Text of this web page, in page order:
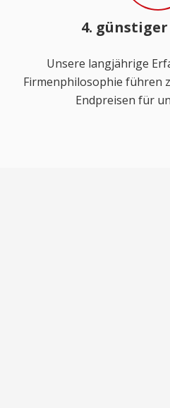
4.
Unsere langjährige
Firmenphilosophie führen
Endpreisen für